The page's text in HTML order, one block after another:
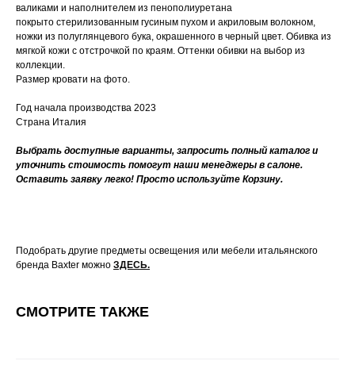
валиками и наполнителем из пенополиуретана
покрыто стерилизованным гусиным пухом и акриловым волокном,
ножки из полуглянцевого бука, окрашенного в черный цвет.‎ Обивка из
мягкой кожи с отстрочкой по краям.‎ Оттенки обивки на выбор из
коллекции.
Размер кровати на фото.
Год начала производства 2023
Страна Италия
Выбрать доступные варианты, запросить полный каталог и
уточнить стоимость помогут наши менеджеры в салоне.
Оставить заявку легко! Просто используйте Корзину.
Подобрать другие предметы освещения или мебели итальянского
бренда Baxter можно ЗДЕСЬ.
СМОТРИТЕ ТАКЖЕ